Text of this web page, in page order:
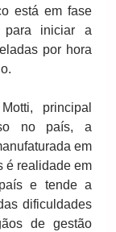
está em fase
para iniciar a
por hora
principal
no país, a
em
é realidade em
e tende a
dificuldades
de gestão